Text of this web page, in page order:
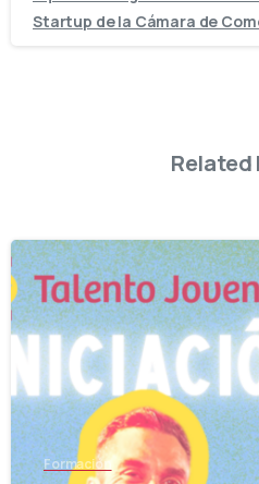
Startup de la Cámara de
Related
Formación